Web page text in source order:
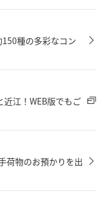
種の多彩なコン
江！WEB版でもご
荷物のお預かりを出